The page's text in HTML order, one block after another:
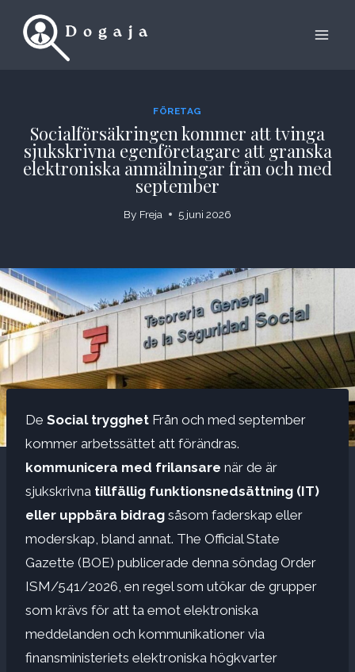
FÖRETAG
Socialförsäkringen kommer att tvinga
sjukskrivna egenföretagare att granska
elektroniska anmälningar från och med
september
By Freja 5 juni 2026
De Social trygghet Från och med september
kommer arbetssättet att förändras.
kommunicera med frilansare när de är
sjukskrivna tillfällig funktionsnedsättning (IT)
eller uppbära bidrag såsom faderskap eller
moderskap, bland annat. The Official State
Gazette (BOE) publicerade denna söndag Order
ISM/541/2026, en regel som utökar de grupper
som krävs för att ta emot elektroniska
meddelanden och kommunikationer via
finansministeriets elektroniska högkvarter